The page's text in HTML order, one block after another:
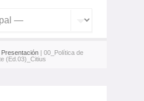
Presentación | 00_Política de
(Ed.03)_Citius